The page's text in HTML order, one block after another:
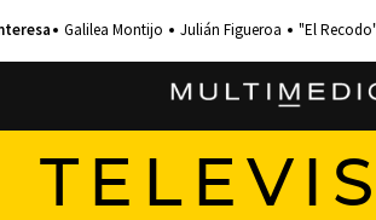
Galilea Montijo Julián Figueroa "El Recodo"